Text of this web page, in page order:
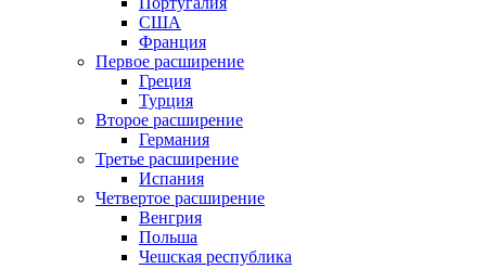
США
Франция
Первое расширение
Греция
Турция
Второе расширение
Германия
Третье расширение
Испания
Четвертое расширение
Венгрия
Польша
Чешская республика